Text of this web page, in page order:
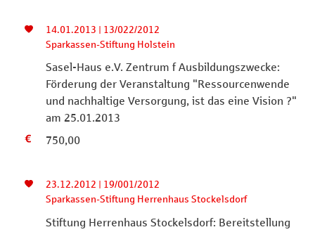
14.01.2013 | 13/022/2012
Sparkassen-Stiftung Holstein
Sasel-Haus e.V. Zentrum f Ausbildungszwecke:
Förderung der Veranstaltung "Ressourcenwende
und nachhaltige Versorgung, ist das eine Vision ?"
am 25.01.2013
750,00
23.12.2012 | 19/001/2012
Sparkassen-Stiftung Herrenhaus Stockelsdorf
Stiftung Herrenhaus Stockelsdorf: Bereitstellung